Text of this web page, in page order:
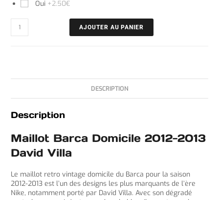
Oui +2.50€
AJOUTER AU PANIER
DESCRIPTION
Description
Maillot Barca Domicile 2012-2013
David Villa
Le maillot retro vintage domicile du Barca pour la saison
2012-2013 est l’un des designs les plus marquants de l’ère
Nike, notamment porté par David Villa. Avec son dégradé